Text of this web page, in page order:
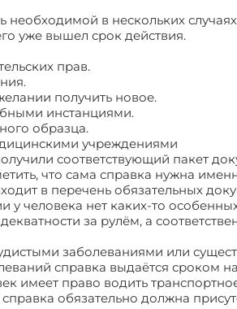
необходимой в нескольких
уже вышел срок действия.
прав.
получить новое.
инстанциями.
образца.
учреждениями
соответствующий пакет
что сама справка нужна
в перечень обязательных
у человека нет каких-то
за рулём, а
заболеваниями или
справка выдаётся сроком
имеет право водить
обязательно должна